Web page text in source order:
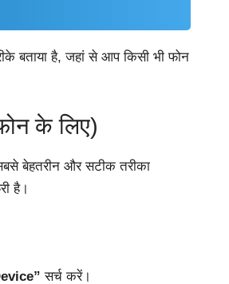
बताया है, जहां से आप किसी भी फोन
के लिए)
बेहतरीन और सटीक तरीका
है।
सर्च करें।